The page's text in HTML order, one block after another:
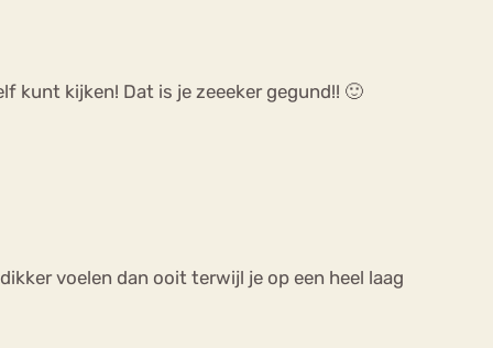
kunt kijken! Dat is je zeeeker gegund!! 🙂
voelen dan ooit terwijl je op een heel laag